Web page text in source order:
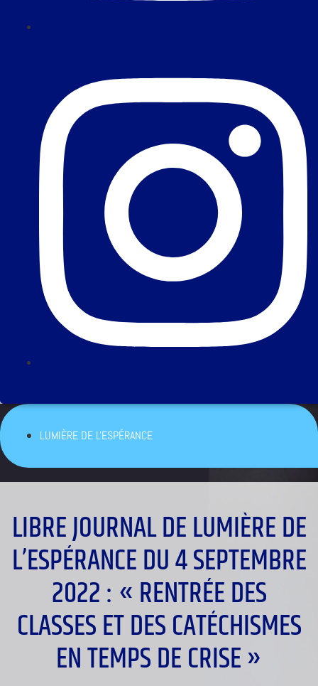
LUMIÈRE DE L'ESPÉRANCE
LIBRE JOURNAL DE LUMIÈRE DE
L’ESPÉRANCE DU 4 SEPTEMBRE
2022 : « RENTRÉE DES
CLASSES ET DES CATÉCHISMES
EN TEMPS DE CRISE »